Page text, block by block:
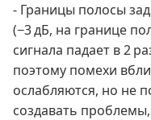
- Границы полосы
(−3 дБ, на границе
сигнала падает в 2
поэтому помехи
ослабляются, но не
создавать